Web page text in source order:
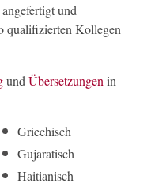
und
qualifizierten Kollegen
und Übersetzungen in
Griechisch
Gujaratisch
Haitianisch